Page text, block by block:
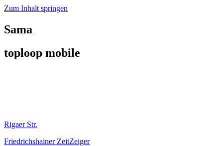
Zum Inhalt springen
Sama
toploop mobile
Rigaer Str.
Friedrichshainer ZeitZeiger